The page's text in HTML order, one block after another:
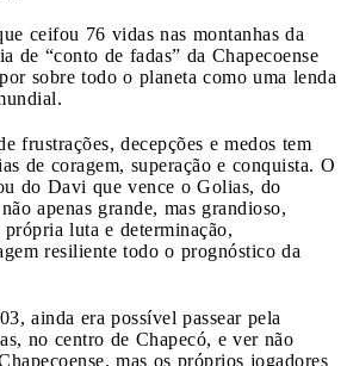
ceifou 76 vidas nas montanhas da
de “conto de fadas” da Chapecoense
sobre todo o planeta como uma lenda
frustrações, decepções e medos tem
de coragem, superação e conquista. O
do Davi que vence o Golias, do
apenas grande, mas grandioso,
luta e determinação,
resiliente todo o prognóstico da
ainda era possível passear pela
no centro de Chapecó, e ver não
mas os próprios jogadores